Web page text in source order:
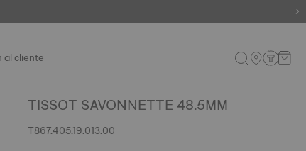
al cliente
TISSOT SAVONNETTE 48.5MM
T867.405.19.013.00